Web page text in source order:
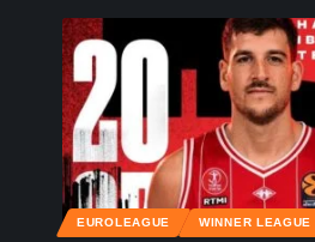
EUROLEAGUE WINNER LEAGUE